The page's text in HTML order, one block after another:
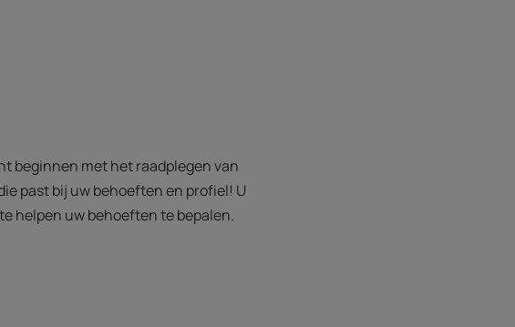
beginnen met het raadplegen van
past bij uw behoeften en profiel! U
helpen uw behoeften te bepalen.